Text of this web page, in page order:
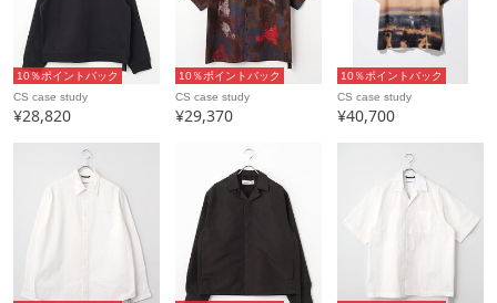
10％ポイントバック
CS case study
¥28,820
10％ポイントバック
CS case study
¥29,370
10％ポイントバック
CS case study
¥40,700